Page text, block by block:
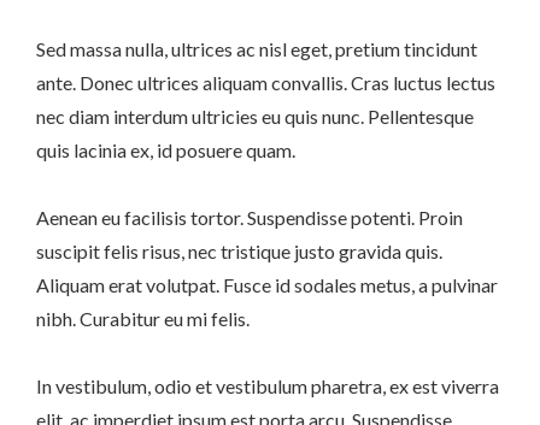
Sed massa nulla, ultrices ac nisl eget, pretium tincidunt
ante. Donec ultrices aliquam convallis. Cras luctus lectus
nec diam interdum ultricies eu quis nunc. Pellentesque
quis lacinia ex, id posuere quam.
Aenean eu facilisis tortor. Suspendisse potenti. Proin
suscipit felis risus, nec tristique justo gravida quis.
Aliquam erat volutpat. Fusce id sodales metus, a pulvinar
nibh. Curabitur eu mi felis.
In vestibulum, odio et vestibulum pharetra, ex est viverra
elit, ac imperdiet ipsum est porta arcu. Suspendisse